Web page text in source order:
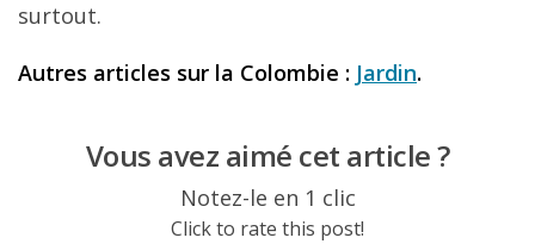
surtout.
Autres articles sur la Colombie : Jardin.
Vous avez aimé cet article ?
Notez-le en 1 clic
Click to rate this post!